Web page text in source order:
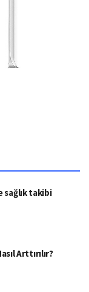
takibi
Arttırılır?